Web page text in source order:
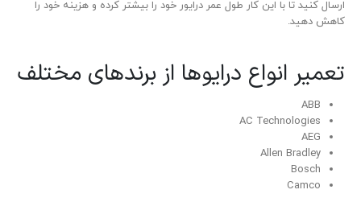
ارسال کنید تا با این کار طول عمر درایور خود را بیشتر کرده و هزینه خود را
کاهش دهید.
تعمیر انواع درایوها از برندهای مختلف
ABB
AC Technologies
AEG
Allen Bradley
Bosch
Camco